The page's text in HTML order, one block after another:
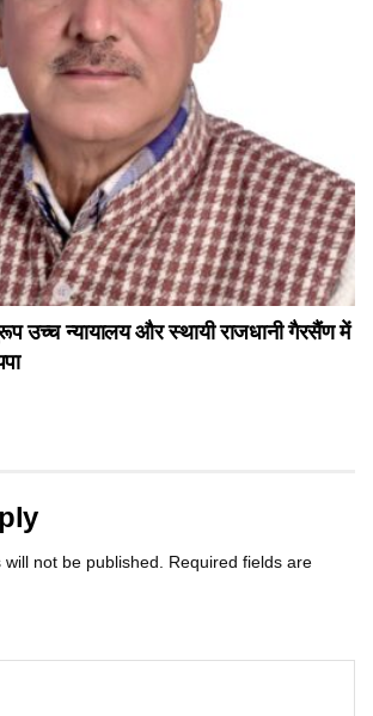
उच्च न्यायालय और स्थायी राजधानी गैरसैंण में
not be published.
Required fields are